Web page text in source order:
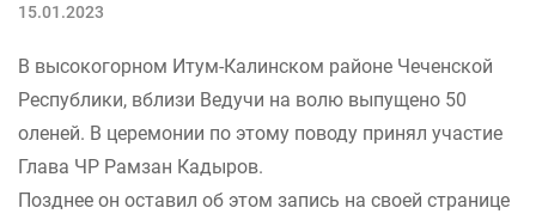
15.01.2023
В высокогорном Итум-Калинском районе Чеченской
Республики, вблизи Ведучи на волю выпущено 50
оленей. В церемонии по этому поводу принял участие
Глава ЧР Рамзан Кадыров.
Позднее он оставил об этом запись на своей странице